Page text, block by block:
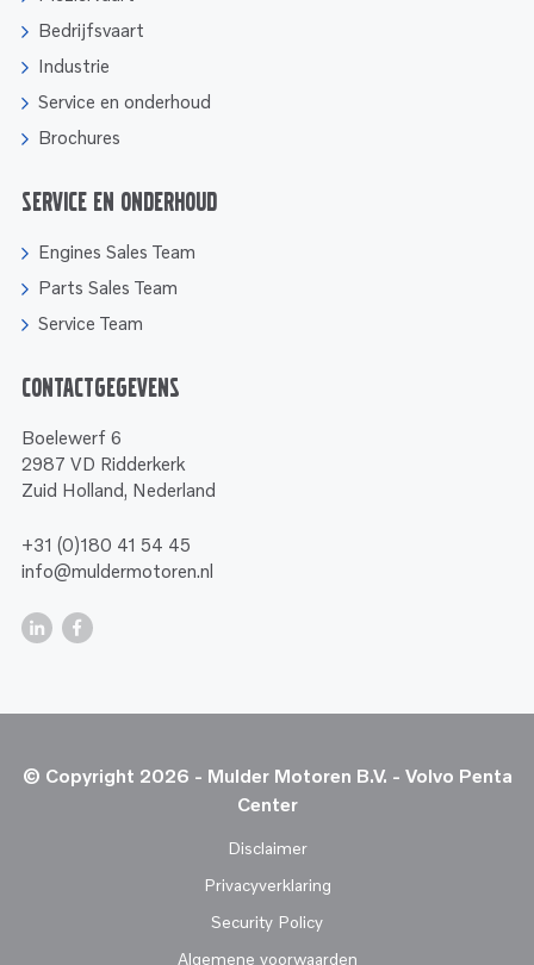
Bedrijfsvaart
Industrie
Service en onderhoud
Brochures
Service en onderhoud
Engines Sales Team
Parts Sales Team
Service Team
Contactgegevens
Boelewerf 6
2987 VD Ridderkerk
Zuid Holland, Nederland
+31 (0)180 41 54 45
info@muldermotoren.nl
© Copyright 2026 - Mulder Motoren B.V. - Volvo Penta
Center
Disclaimer
Privacyverklaring
Security Policy
Algemene voorwaarden